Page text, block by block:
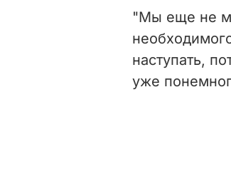
"Мы еще не
наступать,
уже